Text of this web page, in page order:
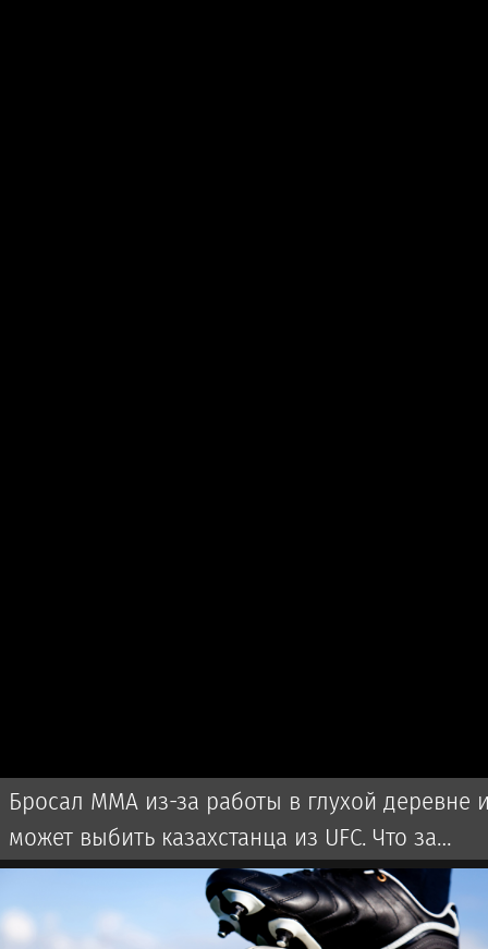
Бросал ММА из-за работы в глухой деревне
может выбить казахстанца из UFC. Что за
боец?